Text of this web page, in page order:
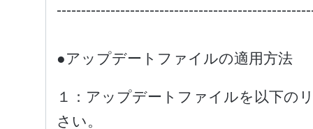
●アップデートファイルの適用方法
１：アップデートファイルを以下の
さい。